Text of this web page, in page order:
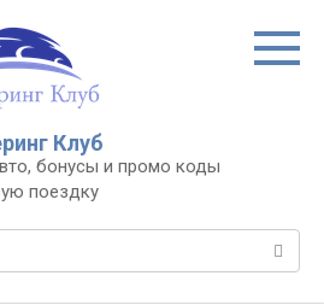
Клуб
бонусы и промо коды
поездку